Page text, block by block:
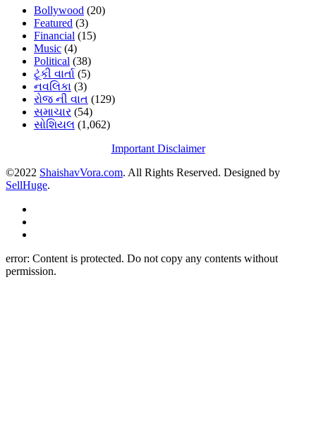
Bollywood (20)
Featured (3)
Financial (15)
Music (4)
Political (38)
ટૂંકી વાર્તા (5)
નવલિકા (3)
રોજ ની વાત (129)
સમાચાર (54)
સોશિયલ (1,062)
Important Disclaimer
©2022 ShaishavVora.com. All Rights Reserved. Designed by
SellHuge.
error: Content is protected. Do not copy any contents without
permission.